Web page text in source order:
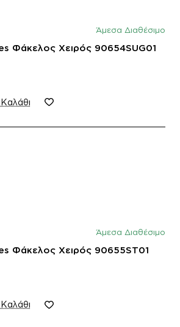
Άμεσα Διαθέσιμο
Φάκελος Χειρός 90654SUG01
Άμεσα Διαθέσιμο
Φάκελος Χειρός 90655ST01